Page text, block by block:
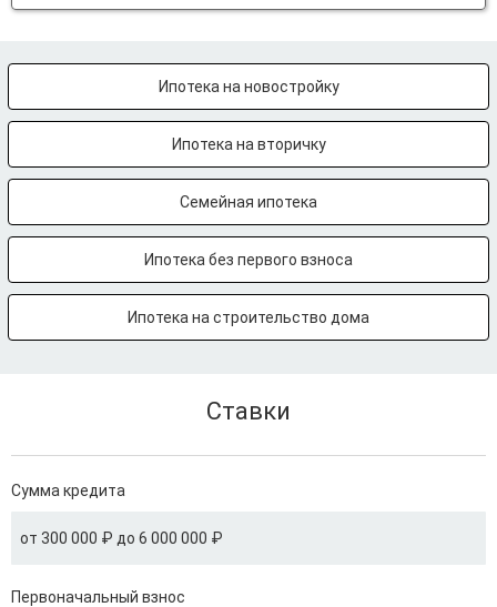
Ипотека на новостройку
Ипотека на вторичку
Семейная ипотека
Ипотека без первого взноса
Ипотека на строительство дома
Ставки
Сумма кредита
от 300 000 ₽ до 6 000 000 ₽
Первоначальный взнос